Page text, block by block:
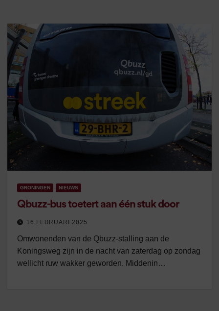
GRONINGEN NIEUWS
Qbuzz-bus toetert aan één stuk door
16 FEBRUARI 2025
Omwonenden van de Qbuzz-stalling aan de
Koningsweg zijn in de nacht van zaterdag op zondag
wellicht ruw wakker geworden. Middenin…